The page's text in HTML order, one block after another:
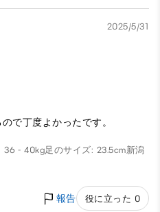
2025/5/31
で丁度よかったです。
36 - 40kg足のサイズ: 23.5cm新潟
報告 役に立った 0